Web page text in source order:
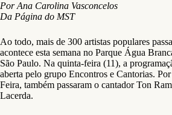
Por Ana Carolina Vasconcelos
Da Página do MST
Ao todo, mais de 300 artistas populares
acontece esta semana no Parque Água
São Paulo. Na quinta-feira (11), a
aberta pelo grupo Encontros e Cantorias.
Feira, também passaram o cantador Ton
Lacerda.